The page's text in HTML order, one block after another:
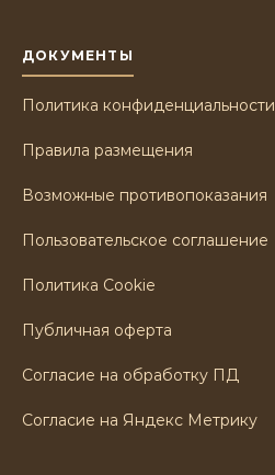
ДОКУМЕНТЫ
Политика конфиденциальности
Правила размещения
Возможные противопоказания
Пользовательское соглашение
Политика Cookie
Публичная оферта
Согласие на обработку ПД
Согласие на Яндекс Метрику